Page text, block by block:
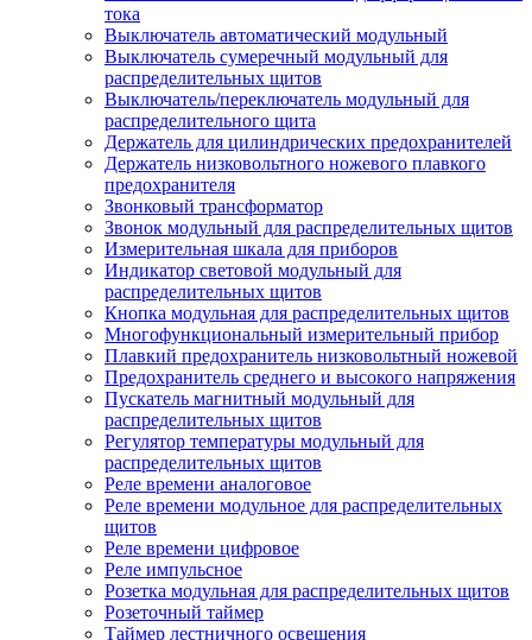
тока
Выключатель автоматический модульный
Выключатель сумеречный модульный для
распределительных щитов
Выключатель/переключатель модульный для
распределительного щита
Держатель для цилиндрических предохранителей
Держатель низковольтного ножевого плавкого
предохранителя
Звонковый трансформатор
Звонок модульный для распределительных щитов
Измерительная шкала для приборов
Индикатор световой модульный для
распределительных щитов
Кнопка модульная для распределительных щитов
Многофункциональный измерительный прибор
Плавкий предохранитель низковольтный ножевой
Предохранитель среднего и высокого напряжения
Пускатель магнитный модульный для
распределительных щитов
Регулятор температуры модульный для
распределительных щитов
Реле времени аналоговое
Реле времени модульное для распределительных
щитов
Реле времени цифровое
Реле импульсное
Розетка модульная для распределительных щитов
Розеточный таймер
Таймер лестничного освещения